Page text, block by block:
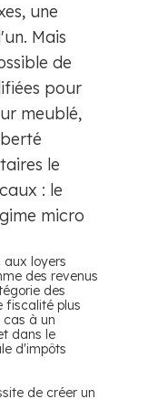
une
Mais
de
pour
meublé,
le
: le
micro
loyers
des revenus
des
fiscalité plus
à un
dans le
d'impôts
de créer un